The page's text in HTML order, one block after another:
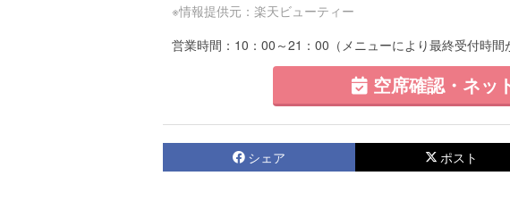
※情報提供元：楽天ビューティー
営業時間：10：00～21：00（メニューにより最終受付時間
空席確認・ネッ
シェア ポスト